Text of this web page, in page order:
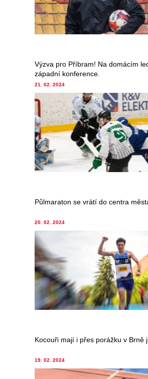
Výzva pro Příbram! Na domácím
západní konference.
21. 02. 2024
Půlmaraton se vrátí do centra
20. 02. 2024
Kocouři mají i přes porážku v Brně
19. 02. 2024